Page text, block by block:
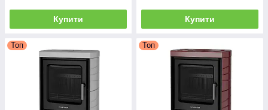
Купити Купити
Топ Топ